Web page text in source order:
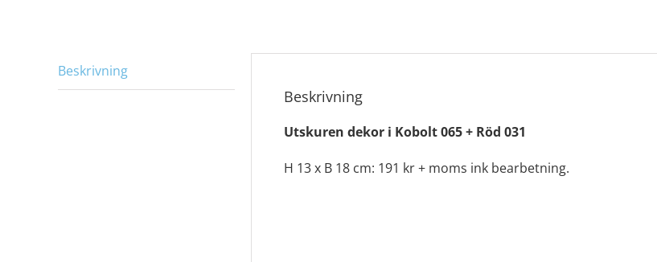
Beskrivning
Beskrivning
Utskuren dekor i Kobolt 065 + Röd 031
H 13 x B 18 cm: 191 kr + moms ink bearbetning.